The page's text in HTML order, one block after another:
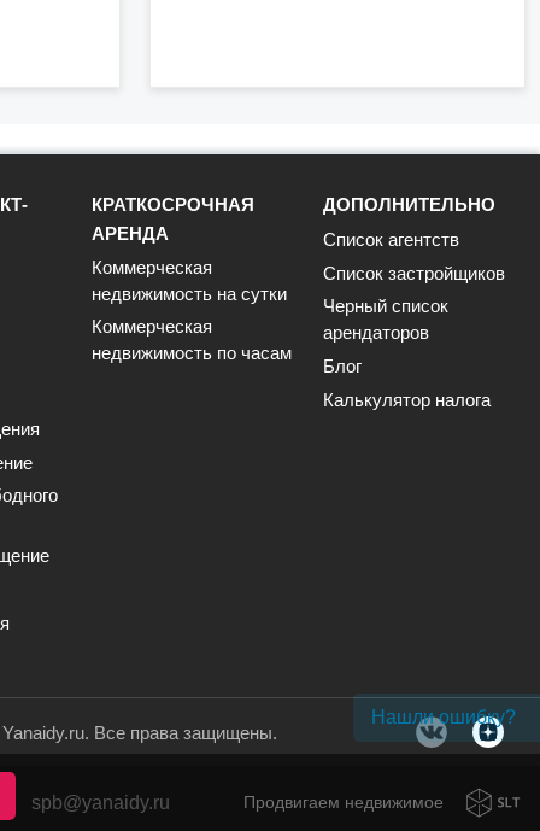
Нашли ошибку?
КРАТКОСРОЧНАЯ
АРЕНДА
Коммерческая
недвижимость на сутки
Коммерческая
недвижимость по часам
ДОПОЛНИТЕЛЬНО
Список агентств
Список застройщиков
Черный список
арендаторов
Блог
Калькулятор налога
Yanaidy.ru. Все права защищены.
spb@yanaidy.ru Продвигаем недвижимое